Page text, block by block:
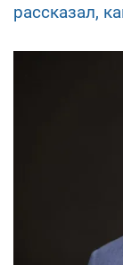
рассказал,